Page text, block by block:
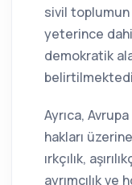
sivil
yeterince
demokratik
Ayrıca,
hakları
ırkçılık,
ayrımcılık